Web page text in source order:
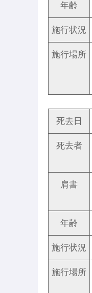
年齢
施行状況
施行場所
死去日
死去者
肩書
年齢
施行状況
施行場所